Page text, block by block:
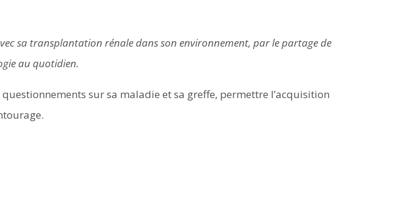
sa transplantation rénale dans son environnement, par le partage de
au quotidien.
sur sa maladie et sa greffe, permettre l’acquisition